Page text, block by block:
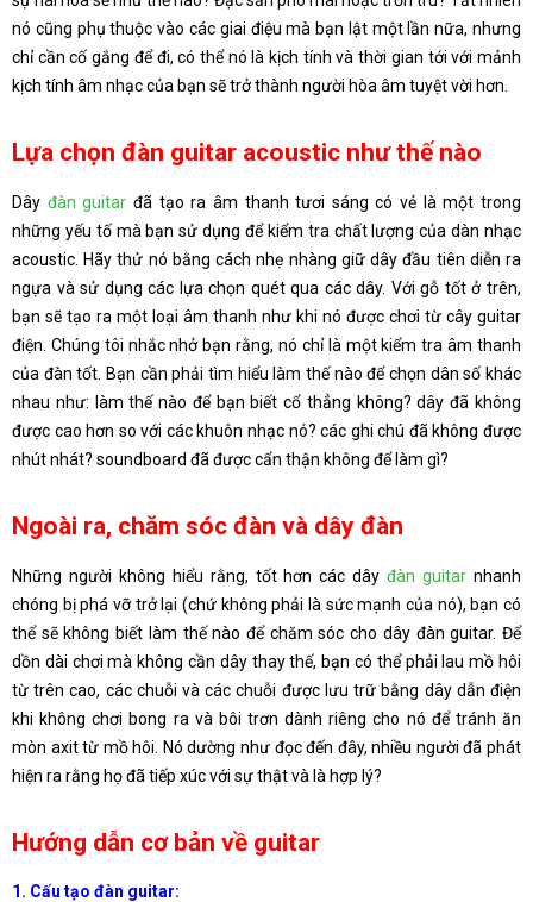
nó cũng phụ thuộc vào các giai điệu mà bạn lật một lần nữa, nhưng
chỉ cần cố gắng để đi, có thể nó là kịch tính và thời gian tới với mảnh
kịch tính âm nhạc của bạn sẽ trở thành người hòa âm tuyệt vời hơn.
Lựa chọn đàn guitar acoustic như thế nào
Dây đàn guitar đã tạo ra âm thanh tươi sáng có vẻ là một trong
những yếu tố mà bạn sử dụng để kiểm tra chất lượng của dàn nhạc
acoustic. Hãy thử nó bằng cách nhẹ nhàng giữ dây đầu tiên diễn ra
ngựa và sử dụng các lựa chọn quét qua các dây. Với gỗ tốt ở trên,
bạn sẽ tạo ra một loại âm thanh như khi nó được chơi từ cây guitar
điện. Chúng tôi nhắc nhở bạn rằng, nó chỉ là một kiểm tra âm thanh
của đàn tốt. Bạn cần phải tìm hiểu làm thế nào để chọn dân số khác
nhau như: làm thế nào để bạn biết cổ thẳng không? dây đã không
được cao hơn so với các khuôn nhạc nó? các ghi chú đã không được
nhút nhát? soundboard đã được cẩn thận không để làm gì?
Ngoài ra, chăm sóc đàn và dây đàn
Những người không hiểu rằng, tốt hơn các dâyđàn guitar nhanh
chóng bị phá vỡ trở lại (chứ không phải là sức mạnh của nó), bạn có
thể sẽ không biết làm thế nào để chăm sóc cho dây đàn guitar. Để
dồn dài chơi mà không cần dây thay thế, bạn có thể phải lau mồ hôi
từ trên cao, các chuỗi và các chuỗi được lưu trữ bằng dây dẫn điện
khi không chơi bong ra và bôi trơn dành riêng cho nó để tránh ăn
mòn axit từ mồ hôi. Nó dường như đọc đến đây, nhiều người đã phát
hiện ra rằng họ đã tiếp xúc với sự thật và là hợp lý?
Hướng dẫn cơ bản về guitar
1. Cấu tạo đàn guitar: